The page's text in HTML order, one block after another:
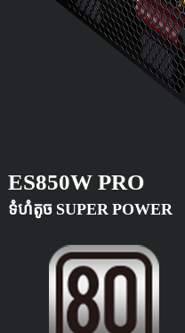
ES850W PRO
ទំហំតូច SUPER POWER